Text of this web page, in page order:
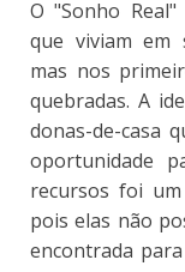
O "Sonho
que viviam em
mas nos
quebradas. A
donas-de-casa
oportunidade
recursos foi
pois elas não
encontrada